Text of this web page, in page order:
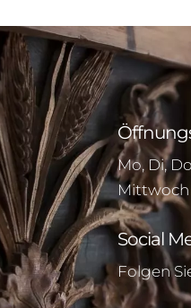
Mo, Di,
Mittwoch
Social
Folgen